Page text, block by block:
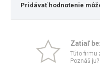
Pridávať hodnotenie
Zatiaľ
Túto firmu
Poznáš